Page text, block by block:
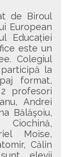
de Biroul
European
Educației
este un
Colegiul
participă la
format,
profesori
Andrei
Bălăşoiu,
Ciochină,
Moise,
Călin